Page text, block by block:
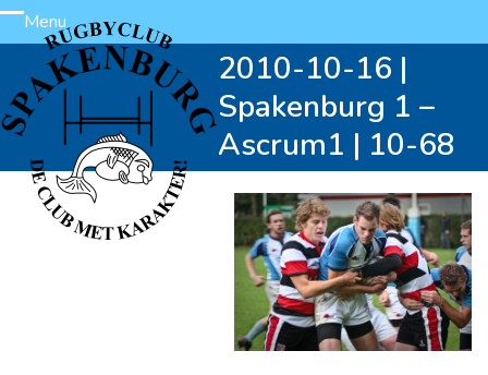
Skip
to
content
Menu
Open
mobile
menu
Close
mobile
menu
2010-10-16 |
Spakenburg 1 –
Ascrum1 | 10-68